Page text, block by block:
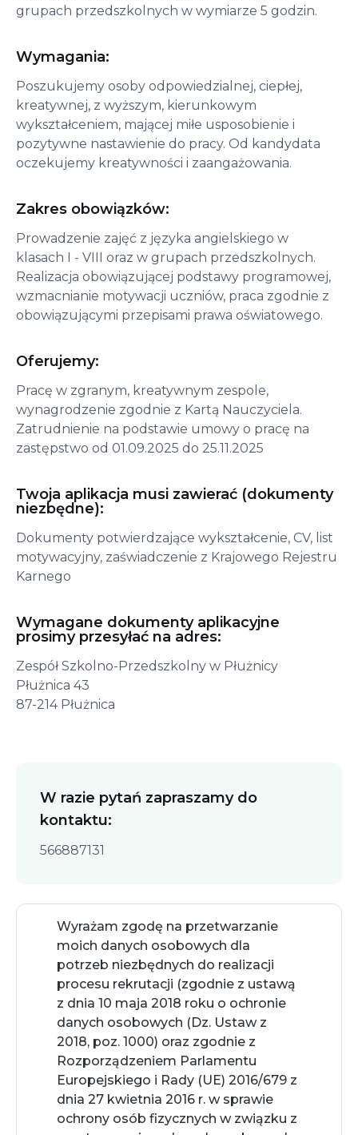
grupach przedszkolnych w wymiarze 5 godzin.
Wymagania:
Poszukujemy osoby odpowiedzialnej, ciepłej,
kreatywnej, z wyższym, kierunkowym
wykształceniem, mającej miłe usposobienie i
pozytywne nastawienie do pracy. Od kandydata
oczekujemy kreatywności i zaangażowania.
Zakres obowiązków:
Prowadzenie zajęć z języka angielskiego w
klasach I - VIII oraz w grupach przedszkolnych.
Realizacja obowiązującej podstawy programowej,
wzmacnianie motywacji uczniów, praca zgodnie z
obowiązującymi przepisami prawa oświatowego.
Oferujemy:
Pracę w zgranym, kreatywnym zespole,
wynagrodzenie zgodnie z Kartą Nauczyciela.
Zatrudnienie na podstawie umowy o pracę na
zastępstwo od 01.09.2025 do 25.11.2025
Twoja aplikacja musi zawierać (dokumenty
niezbędne):
Dokumenty potwierdzające wykształcenie, CV, list
motywacyjny, zaświadczenie z Krajowego Rejestru
Karnego
Wymagane dokumenty aplikacyjne
prosimy przesyłać na adres:
Zespół Szkolno-Przedszkolny w Płużnicy
Płużnica 43
87-214 Płużnica
W razie pytań zapraszamy do
kontaktu:
566887131
Wyrażam zgodę na przetwarzanie
moich danych osobowych dla
potrzeb niezbędnych do realizacji
procesu rekrutacji (zgodnie z ustawą
z dnia 10 maja 2018 roku o ochronie
danych osobowych (Dz. Ustaw z
2018, poz. 1000) oraz zgodnie z
Rozporządzeniem Parlamentu
Europejskiego i Rady (UE) 2016/679 z
dnia 27 kwietnia 2016 r. w sprawie
ochrony osób fizycznych w związku z